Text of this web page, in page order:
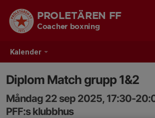
Kalender
PROLETÄREN FF
Coacher boxning
Diplom Match grupp 1&2
Måndag 22 sep 2025, 17:30-
PFF:s klubbhus